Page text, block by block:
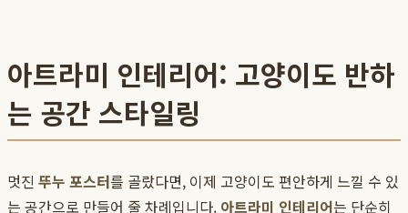
아트라미 인테리어: 고양이도 반하
는 공간 스타일링
멋진 뚜누 포스터를 골랐다면, 이제 고양이도 편안하게 느낄 수 있
는 공간으로 만들어 줄 차례입니다. 아트라미 인테리어는 단순히